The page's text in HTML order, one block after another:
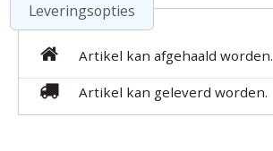
Leveringsopties
Artikel kan afgehaald worden.
Artikel kan geleverd worden.